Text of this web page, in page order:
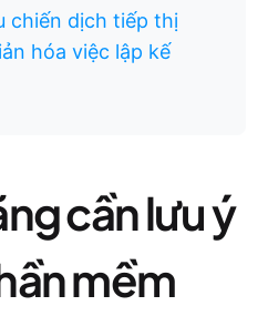
chiến dịch tiếp thị
hóa việc lập kế
cần lưu ý
mềm